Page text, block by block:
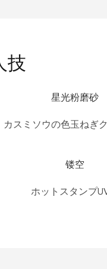
技
カスミソウの色玉ねぎ
ホットスタンプ